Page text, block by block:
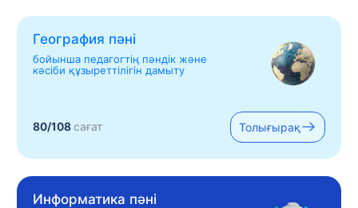
География пәні
бойынша педагогтің пәндік және
кәсіби құзыреттілігін дамыту
80/108сағат Толығырақ
Информатика пәні